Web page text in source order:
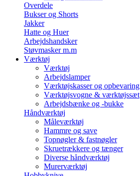
Overdele
Bukser og Shorts
Jakker
Hatte og Huer
Arbejdshandsker
Støvmasker m.m
Værktøj
Værktøj
Arbejdslamper
Værktøjskasser og opbevaring
Værktøjsvogne & værktøjssæt
Arbejdsbænke og -bukke
Håndværktøj
Måleværktøj
Hammre og save
Topnøgler & fastnøgler
Skruetrækkere og tænger
Diverse håndværktøj
Murerværktøj